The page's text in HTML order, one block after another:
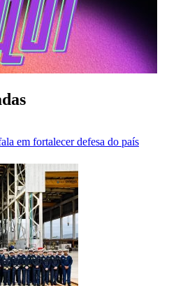
em fortalecer defesa do país